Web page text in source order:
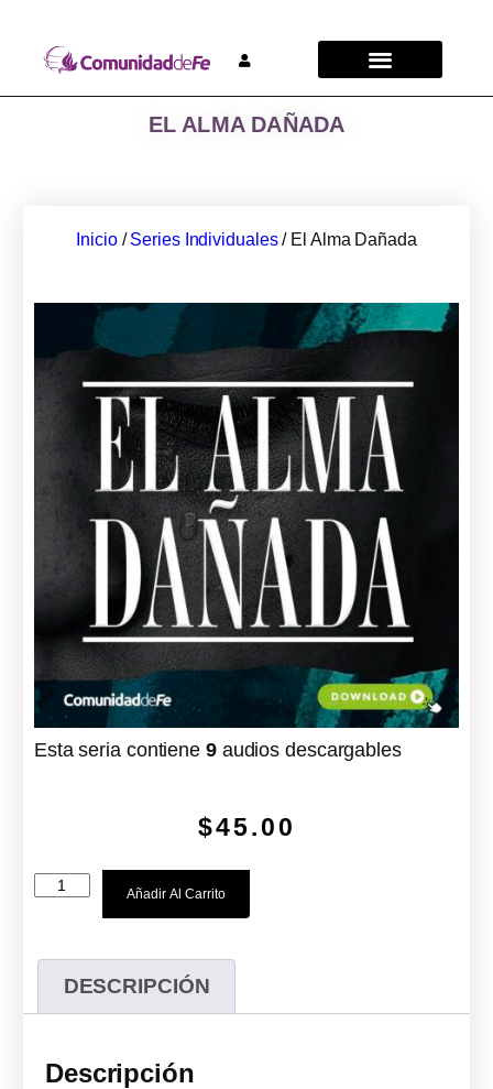
EL ALMA DAÑADA
Inicio/Series Individuales/ El Alma Dañada
Esta seria contiene 9audios descargables
$45.00
Añadir Al Carrito
DESCRIPCIÓN
Descripción